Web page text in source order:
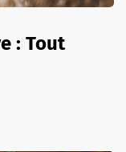
: Tout